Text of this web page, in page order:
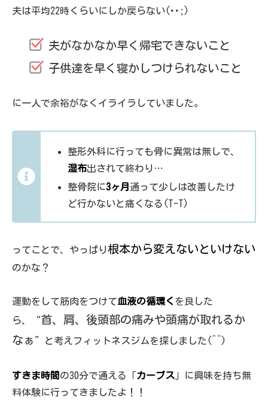
夫は平均22時くらいにしか戻らない(･･;)
夫がなかなか早く帰宅できないこと
子供達を早く寝かしつけられないこと
に一人で余裕がなくイライラしていました。
整形外科に行っても骨に異常は無しで、
湿布出されて終わり…
整骨院に3ヶ月 通って少しは改善したけ
ど行かないと痛くなる(T-T)
ってことで、やっぱり根本から変えないといけない
のかな？
運動をして筋肉をつけて血液の循環く を良した
ら、“首、肩、後頭部の痛みや頭痛が取れるか
なぁ ”と考えフィットネスジムを探しました(^^)
すきま時間 の30分で通える「カーブス 」に興味を持ち無
料体験に行ってきましたよ！！